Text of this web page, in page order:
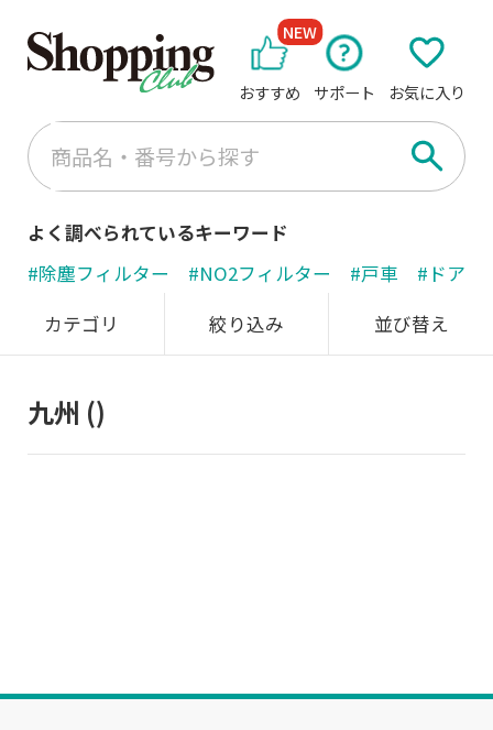
おすすめ
NEW
サポート お気に入り
よく調べられているキーワード
#除塵フィルター
#NO2フィルター #戸車
#ドアノ
カテゴリ
絞り込み 並び替え
九州 ()